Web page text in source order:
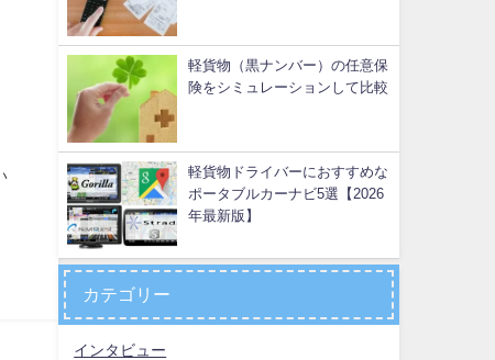
軽貨物（黒ナンバー）の任意保
険をシミュレーションして比較
軽貨物ドライバーにおすすめな
ポータブルカーナビ5選【2026
年最新版】
カテゴリー
インタビュー